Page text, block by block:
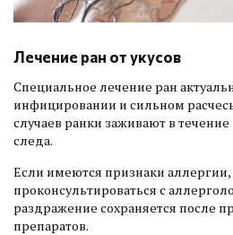
Лечение ран от укусов
Специальное лечение ран
инфицировании и сильном
случаев ранки заживают в
следа.
Если имеются признаки
проконсультироваться с
раздражение сохраняется после
препаратов.